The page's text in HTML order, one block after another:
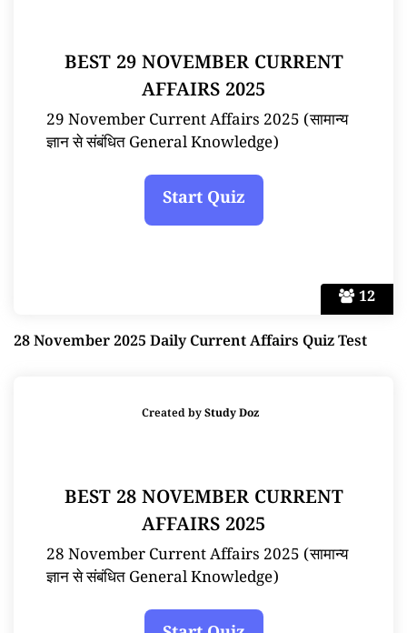
12
BEST 29 NOVEMBER CURRENT
AFFAIRS 2025
29 November Current Affairs 2025 (सामान्य
ज्ञान से संबंधित General Knowledge)
28 November 2025 Daily Current Affairs Quiz Test
Created byStudy Doz
BEST 28 NOVEMBER CURRENT
AFFAIRS 2025
28 November Current Affairs 2025 (सामान्य
ज्ञान से संबंधित General Knowledge)